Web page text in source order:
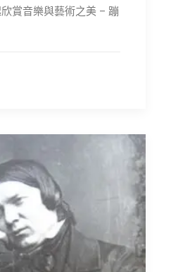
賞音樂與藝術之美 – 蹦